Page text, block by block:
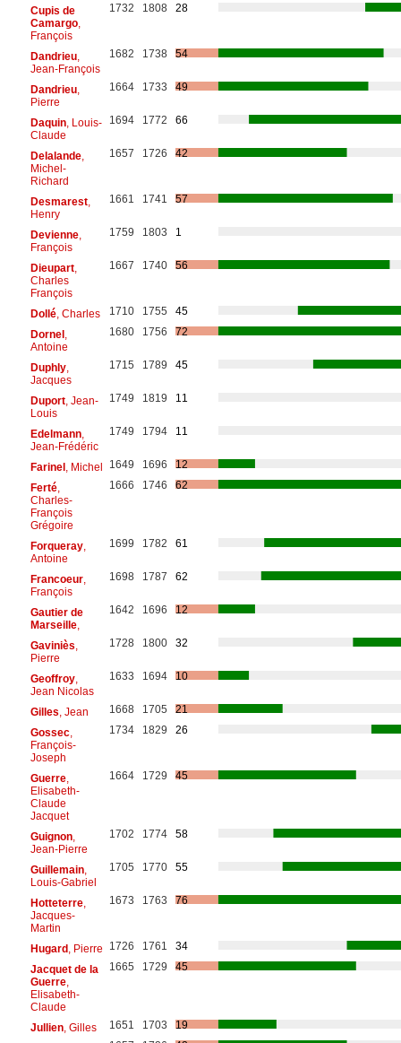
Cupis de
Camargo,
François
1732 1808 28
Dandrieu,
Jean-François
1682 1738 54
Dandrieu,
Pierre
1664 1733 49
Daquin, Louis-
Claude
1694 1772 66
Delalande,
Michel-
Richard
1657 1726 42
Desmarest,
Henry
1661 1741 57
Devienne,
François
1759 1803 1
Dieupart,
Charles
François
1667 1740 56
Dollé, Charles 1710 1755
45
Dornel,
Antoine
1680 1756 72
Duphly,
Jacques
1715 1789 45
Duport, Jean-
Louis
1749 1819 11
Edelmann,
Jean-Frédéric
1749 1794 11
Farinel, Michel 1649 1696
12
Ferté,
Charles-
François
Grégoire
1666 1746 62
Forqueray,
Antoine
1699 1782 61
Francoeur,
François
1698 1787 62
Gautier de
Marseille,
1642 1696 12
Gaviniès
Pierre
1728 1800 32
Geoffroy,
Jean Nicolas
1633 1694 10
Gilles , Jean 1668 1705
21
Gossec,
François-
Joseph
1734 1829 26
Guerre,
Elisabeth-
Claude
Jacquet
1664 1729 45
Guignon,
Jean-Pierre
1702 1774 58
Guillemain,
Louis-Gabriel
1705 1770 55
Hotteterre,
Jacques-
Martin
1673 1763 76
Hugard, Pierre 1726 1761
34
Jacquet de la
Guerre,
Elisabeth-
Claude
1665 1729 45
Jullien, Gilles 1651 1703
19